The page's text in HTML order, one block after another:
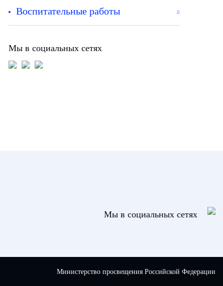
Воспитательные работы
Мы в социальных сетях
Мы в социальных сетях
Министерство просвещения Российской Федерации